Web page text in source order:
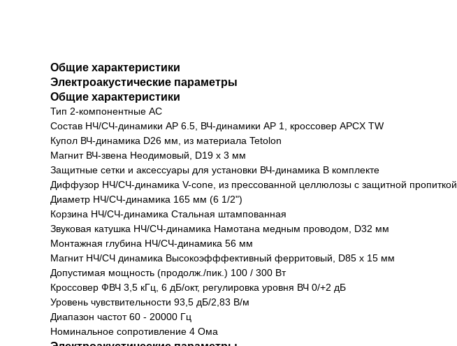
Общие характеристики
Электроакустические параметры
Общие характеристики
Тип 2-компонентные АС
Состав НЧ/СЧ-динамики AP 6.5, ВЧ-динамики AP 1, кроссовер APCX TW
Купол ВЧ-динамика D26 мм, из материала Tetolon
Магнит ВЧ-звена Неодимовый, D19 х 3 мм
Защитные сетки и аксессуары для установки ВЧ-динамика В комплекте
Диффузор НЧ/СЧ-динамика V-cone, из прессованной целлюлозы с защитной пропиткой
Диаметр НЧ/СЧ-динамика 165 мм (6 1/2")
Корзина НЧ/СЧ-динамика Стальная штампованная
Звуковая катушка НЧ/СЧ-динамика Намотана медным проводом, D32 мм
Монтажная глубина НЧ/СЧ-динамика 56 мм
Магнит НЧ/СЧ динамика Высокоэфффективный ферритовый, D85 х 15 мм
Допустимая мощность (продолж./пик.) 100 / 300 Вт
Кроссовер ФВЧ 3,5 кГц, 6 дБ/окт, регулировка уровня ВЧ 0/+2 дБ
Уровень чувствительности 93,5 дБ/2,83 В/м
Диапазон частот 60 - 20000 Гц
Номинальное сопротивление 4 Ома